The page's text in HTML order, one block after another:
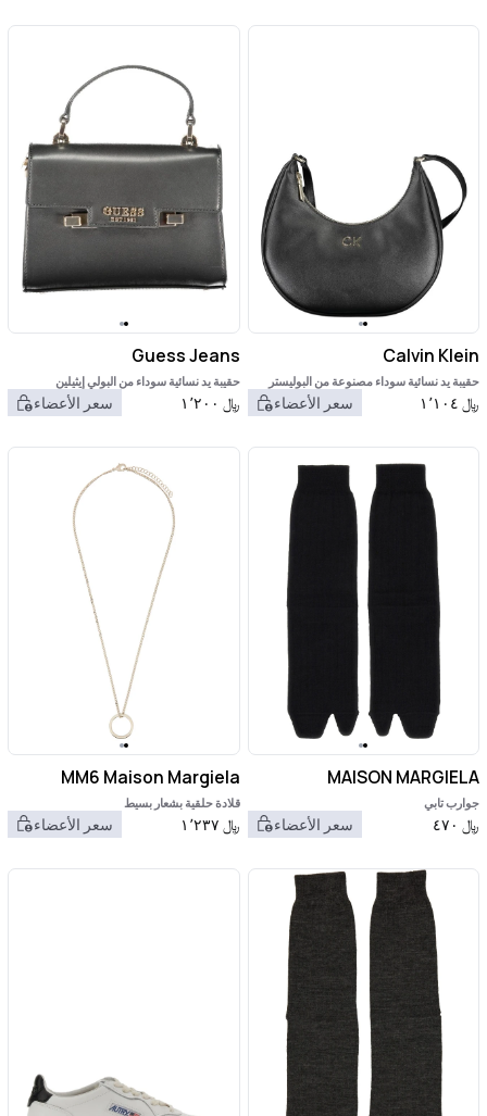
Calvin Klein
حقيبة يد نسائية سوداء مصنوعة من البوليستر
المعاد تدويره﷼ ١٬١٠٤ سعر الأعضاء
Guess Jeans
حقيبة يد نسائية سوداء من البولي إيثيلين
﷼ ١٬٢٠٠ سعر الأعضاء
MAISON MARGIELA
جوارب تابي
﷼ ٤٧٠ سعر الأعضاء
MM6 Maison Margiela
قلادة حلقية بشعار بسيط
﷼ ١٬٢٣٧ سعر الأعضاء